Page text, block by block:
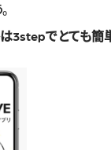
3stepでとても簡